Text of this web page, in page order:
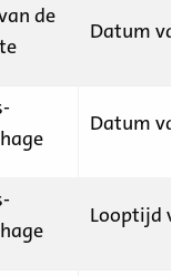
de
Datum
Datum
Looptijd